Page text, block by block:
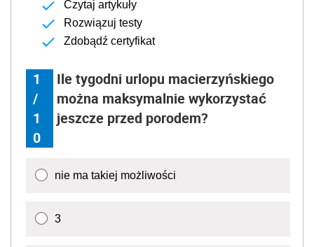
Czytaj artykuły
Rozwiązuj testy
Zdobądź certyfikat
1
/
1
0
Ile tygodni urlopu macierzyńskiego
można maksymalnie wykorzystać
jeszcze przed porodem?
nie ma takiej możliwości
3